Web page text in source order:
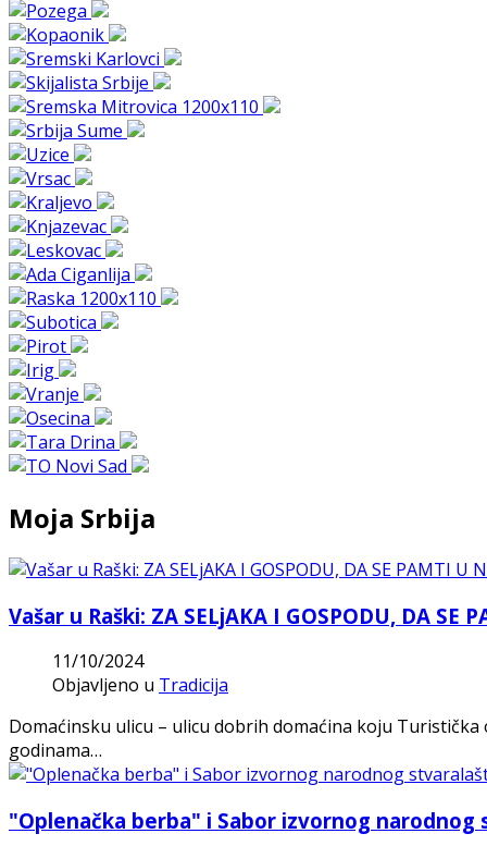
Moja Srbija
Vašar u Raški: ZA SELjAKA I GOSPODU, DA SE
11/10/2024
Objavljeno u Tradicija
Domaćinsku ulicu – ulicu dobrih domaćina koju
godinama…
"Oplenačka berba" i Sabor izvornog